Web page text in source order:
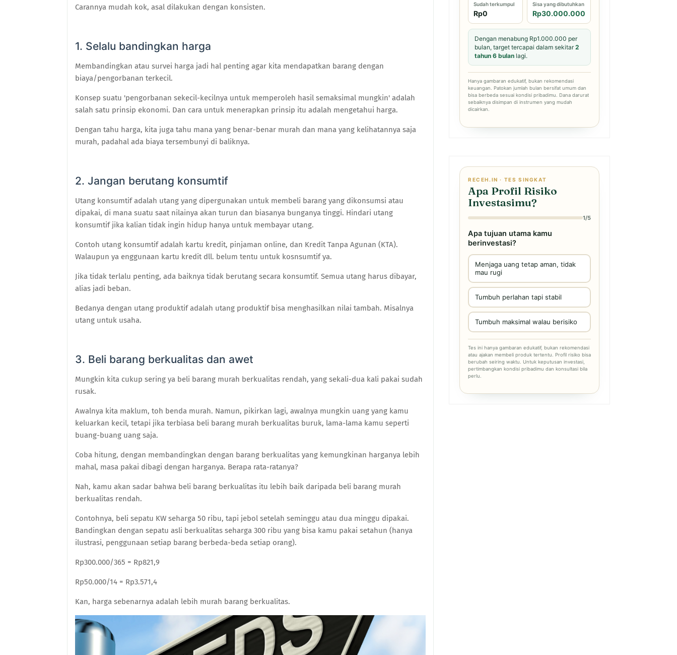
Carannya mudah kok, asal dilakukan dengan konsisten.
1. Selalu bandingkan harga
Membandingkan atau survei harga jadi hal penting agar kita mendapatkan barang dengan
biaya/pengorbanan terkecil.
Konsep suatu 'pengorbanan sekecil-kecilnya untuk memperoleh hasil semaksimal mungkin' adalah
salah satu prinsip ekonomi. Dan cara untuk menerapkan prinsip itu adalah mengetahui harga.
Dengan tahu harga, kita juga tahu mana yang benar-benar murah dan mana yang kelihatannya saja
murah, padahal ada biaya tersembunyi di baliknya.
2. Jangan berutang konsumtif
Utang konsumtif adalah utang yang dipergunakan untuk membeli barang yang dikonsumsi atau
dipakai, di mana suatu saat nilainya akan turun dan biasanya bunganya tinggi. Hindari utang
konsumtif jika kalian tidak ingin hidup hanya untuk membayar utang.
Contoh utang konsumtif adalah kartu kredit, pinjaman online, dan Kredit Tanpa Agunan (KTA).
Walaupun ya enggunaan kartu kredit dll. belum tentu untuk kosnsumtif ya.
Jika tidak terlalu penting, ada baiknya tidak berutang secara konsumtif. Semua utang harus dibayar,
alias jadi beban.
Bedanya dengan utang produktif adalah utang produktif bisa menghasilkan nilai tambah. Misalnya
utang untuk usaha.
3. Beli barang berkualitas dan awet
Mungkin kita cukup sering ya beli barang murah berkualitas rendah, yang sekali-dua kali pakai sudah
rusak.
Awalnya kita maklum, toh benda murah. Namun, pikirkan lagi, awalnya mungkin uang yang kamu
keluarkan kecil, tetapi jika terbiasa beli barang murah berkualitas buruk, lama-lama kamu seperti
buang-buang uang saja.
Coba hitung, dengan membandingkan dengan barang berkualitas yang kemungkinan harganya lebih
mahal, masa pakai dibagi dengan harganya. Berapa rata-ratanya?
Nah, kamu akan sadar bahwa beli barang berkualitas itu lebih baik daripada beli barang murah
berkualitas rendah.
Contohnya, beli sepatu KW seharga 50 ribu, tapi jebol setelah seminggu atau dua minggu dipakai.
Bandingkan dengan sepatu asli berkualitas seharga 300 ribu yang bisa kamu pakai setahun (hanya
ilustrasi, penggunaan setiap barang berbeda-beda setiap orang).
Rp300.000/365 = Rp821,9
Rp50.000/14 = Rp3.571,4
Kan, harga sebenarnya adalah lebih murah barang berkualitas.
Sudah terkumpul
Rp0
Sisa yang dibutuhkan
Rp30.000.000
Dengan menabung Rp1.000.000 per
bulan, target tercapai dalam sekitar2
tahun 6 bulan lagi.
Hanya gambaran edukatif, bukan rekomendasi
keuangan. Patokan jumlah bulan bersifat umum dan
bisa berbeda sesuai kondisi pribadimu. Dana darurat
sebaiknya disimpan di instrumen yang mudah
dicairkan.
RECEH.IN · TES SINGKAT
Apa Profil Risiko
Investasimu?
1/5
Apa tujuan utama kamu
berinvestasi?
Menjaga uang tetap aman, tidak
mau rugi
Tumbuh perlahan tapi stabil
Tumbuh maksimal walau berisiko
Tes ini hanya gambaran edukatif, bukan rekomendasi
atau ajakan membeli produk tertentu. Profil risiko bisa
berubah seiring waktu. Untuk keputusan investasi,
pertimbangkan kondisi pribadimu dan konsultasi bila
perlu.